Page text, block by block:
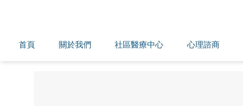
首頁 關於我們 社區醫療中心 心理諮商